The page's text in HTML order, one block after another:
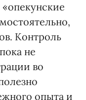
Контроль
не
во
опыта и